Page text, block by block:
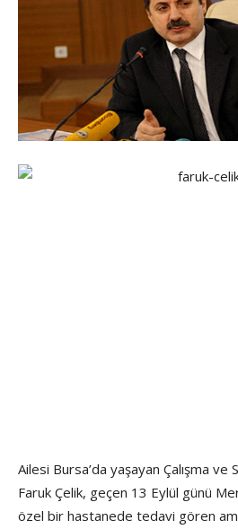
Ailesi Bursa’da yaşayan Çalışma ve
Faruk Çelik, geçen 13 Eylül günü
özel bir hastanede tedavi gören